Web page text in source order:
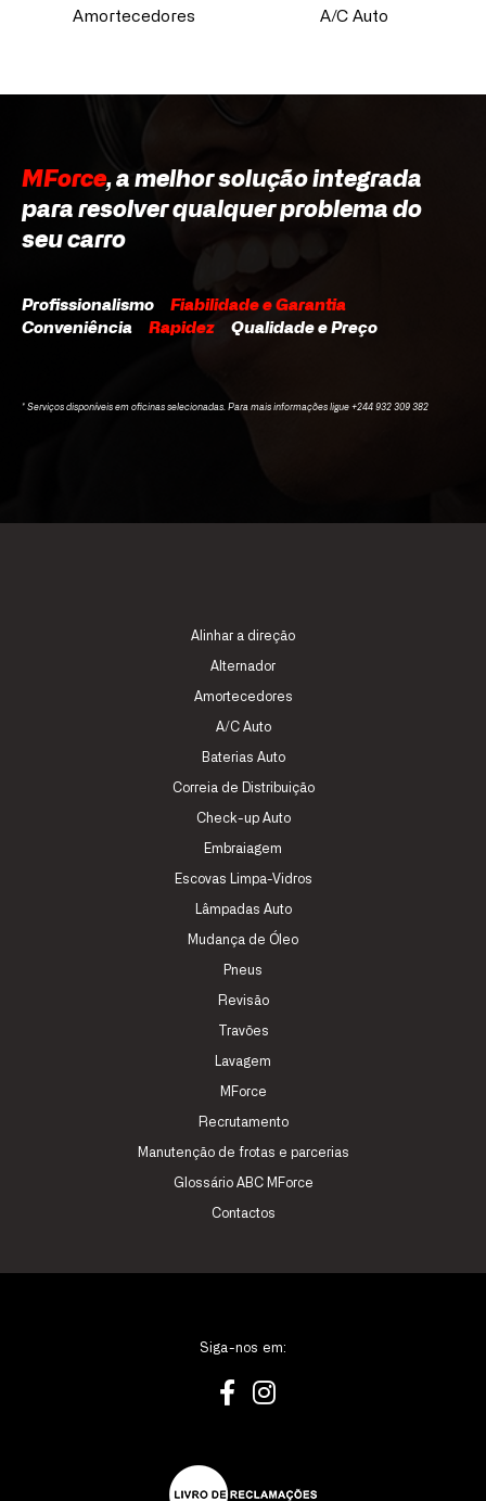
Amortecedores A/C Auto
MForce, a melhor solução integrada
para resolver qualquer problema do
seu carro
Profissionalismo Fiabilidade e Garantia
Conveniência Rapidez Qualidade e Preço
* Serviços disponíveis em oficinas selecionadas. Para mais informações ligue +244 932 309 382
Alinhar a direção
Alternador
Amortecedores
A/C Auto
Baterias Auto
Correia de Distribuição
Check-up Auto
Embraiagem
Escovas Limpa-Vidros
Lâmpadas Auto
Mudança de Óleo
Pneus
Revisão
Travões
Lavagem
MForce
Recrutamento
Manutenção de frotas e parcerias
Glossário ABC MForce
Contactos
Siga-nos em: